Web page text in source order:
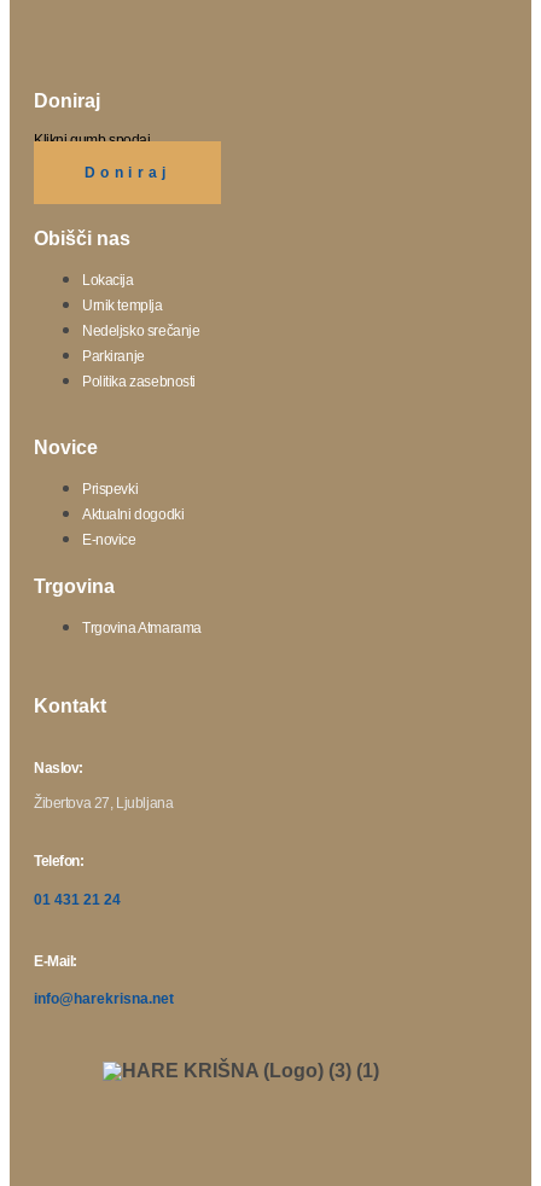
Doniraj
Klikni gumb spodaj.
Doniraj
Obišči nas
Lokacija
Urnik templja
Nedeljsko srečanje
Parkiranje
Politika zasebnosti
Novice
Prispevki
Aktualni dogodki
E-novice
Trgovina
Trgovina Atmarama
Kontakt
Naslov:
Žibertova 27, Ljubljana
Telefon:
01 431 21 24
E-Mail:
info@harekrisna.net